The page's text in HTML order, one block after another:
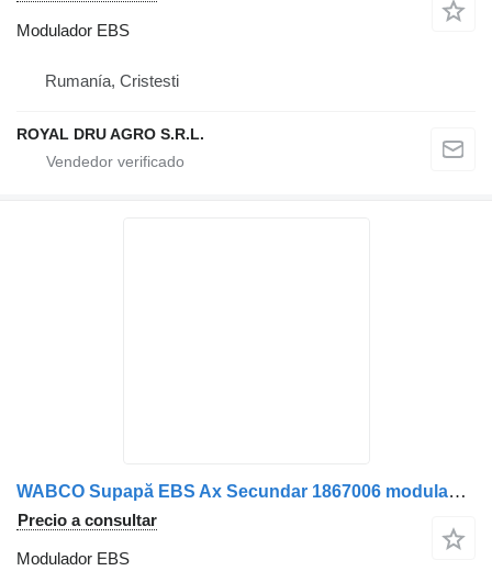
Modulador EBS
Rumanía, Cristesti
ROYAL DRU AGRO S.R.L.
WABCO Supapă EBS Ax Secundar 1867006 modulador EBS para DAF WABCO 4801066060 camión
Precio a consultar
Modulador EBS